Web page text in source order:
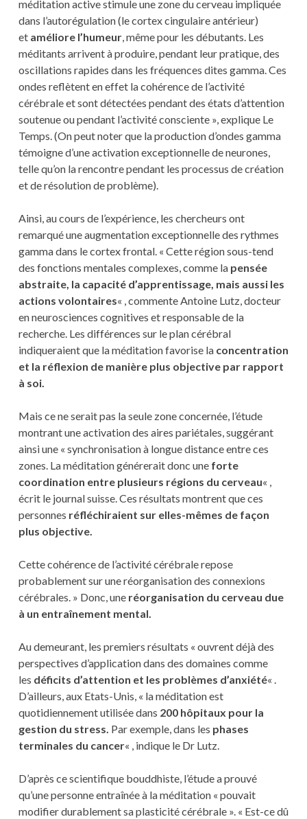
méditation active stimule une zone du cerveau impliquée
dans l’autorégulation (le cortex cingulaire antérieur)
et améliore l’humeur, même pour les débutants. Les
méditants arrivent à produire, pendant leur pratique, des
oscillations rapides dans les fréquences dites gamma. Ces
ondes reflètent en effet la cohérence de l’activité
cérébrale et sont détectées pendant des états d’attention
soutenue ou pendant l’activité consciente », explique Le
Temps. (On peut noter que la production d’ondes gamma
témoigne d’une activation exceptionnelle de neurones,
telle qu’on la rencontre pendant les processus de création
et de résolution de problème).
Ainsi, au cours de l’expérience, les chercheurs ont
remarqué une augmentation exceptionnelle des rythmes
gamma dans le cortex frontal. « Cette région sous-tend
des fonctions mentales complexes, comme la pensée
abstraite, la capacité d’apprentissage, mais aussi les
actions volontaires« , commente Antoine Lutz, docteur
en neurosciences cognitives et responsable de la
recherche. Les différences sur le plan cérébral
indiqueraient que la méditation favorise la concentration
et la réflexion de manière plus objective par rapport
à soi.
Mais ce ne serait pas la seule zone concernée, l’étude
montrant une activation des aires pariétales, suggérant
ainsi une « synchronisation à longue distance entre ces
zones. La méditation générerait donc une forte
coordination entre plusieurs régions du cerveau« ,
écrit le journal suisse. Ces résultats montrent que ces
personnes réfléchiraient sur elles-mêmes de façon
plus objective.
Cette cohérence de l’activité cérébrale repose
probablement sur une réorganisation des connexions
cérébrales. » Donc, une réorganisation du cerveau due
à un entraînement mental.
Au demeurant, les premiers résultats « ouvrent déjà des
perspectives d’application dans des domaines comme
les déficits d’attention et les problèmes d’anxiété« .
D’ailleurs, aux Etats-Unis, « la méditation est
quotidiennement utilisée dans 200 hôpitaux pour la
gestion du stress. Par exemple, dans les phases
terminales du cancer« , indique le Dr Lutz.
D’après ce scientifique bouddhiste, l’étude a prouvé
qu’une personne entraînée à la méditation « pouvait
modifier durablement sa plasticité cérébrale ». « Est-ce dû